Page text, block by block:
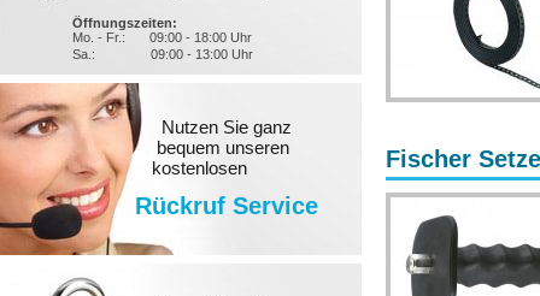
Fischer
Öffnungszeiten:
Mo. - Fr.:
09:00 - 18:00 Uhr
Sa.:
09:00 - 13:00 Uhr
Nutzen Sie ganz
bequem unseren
kostenlosen
Rückruf Service